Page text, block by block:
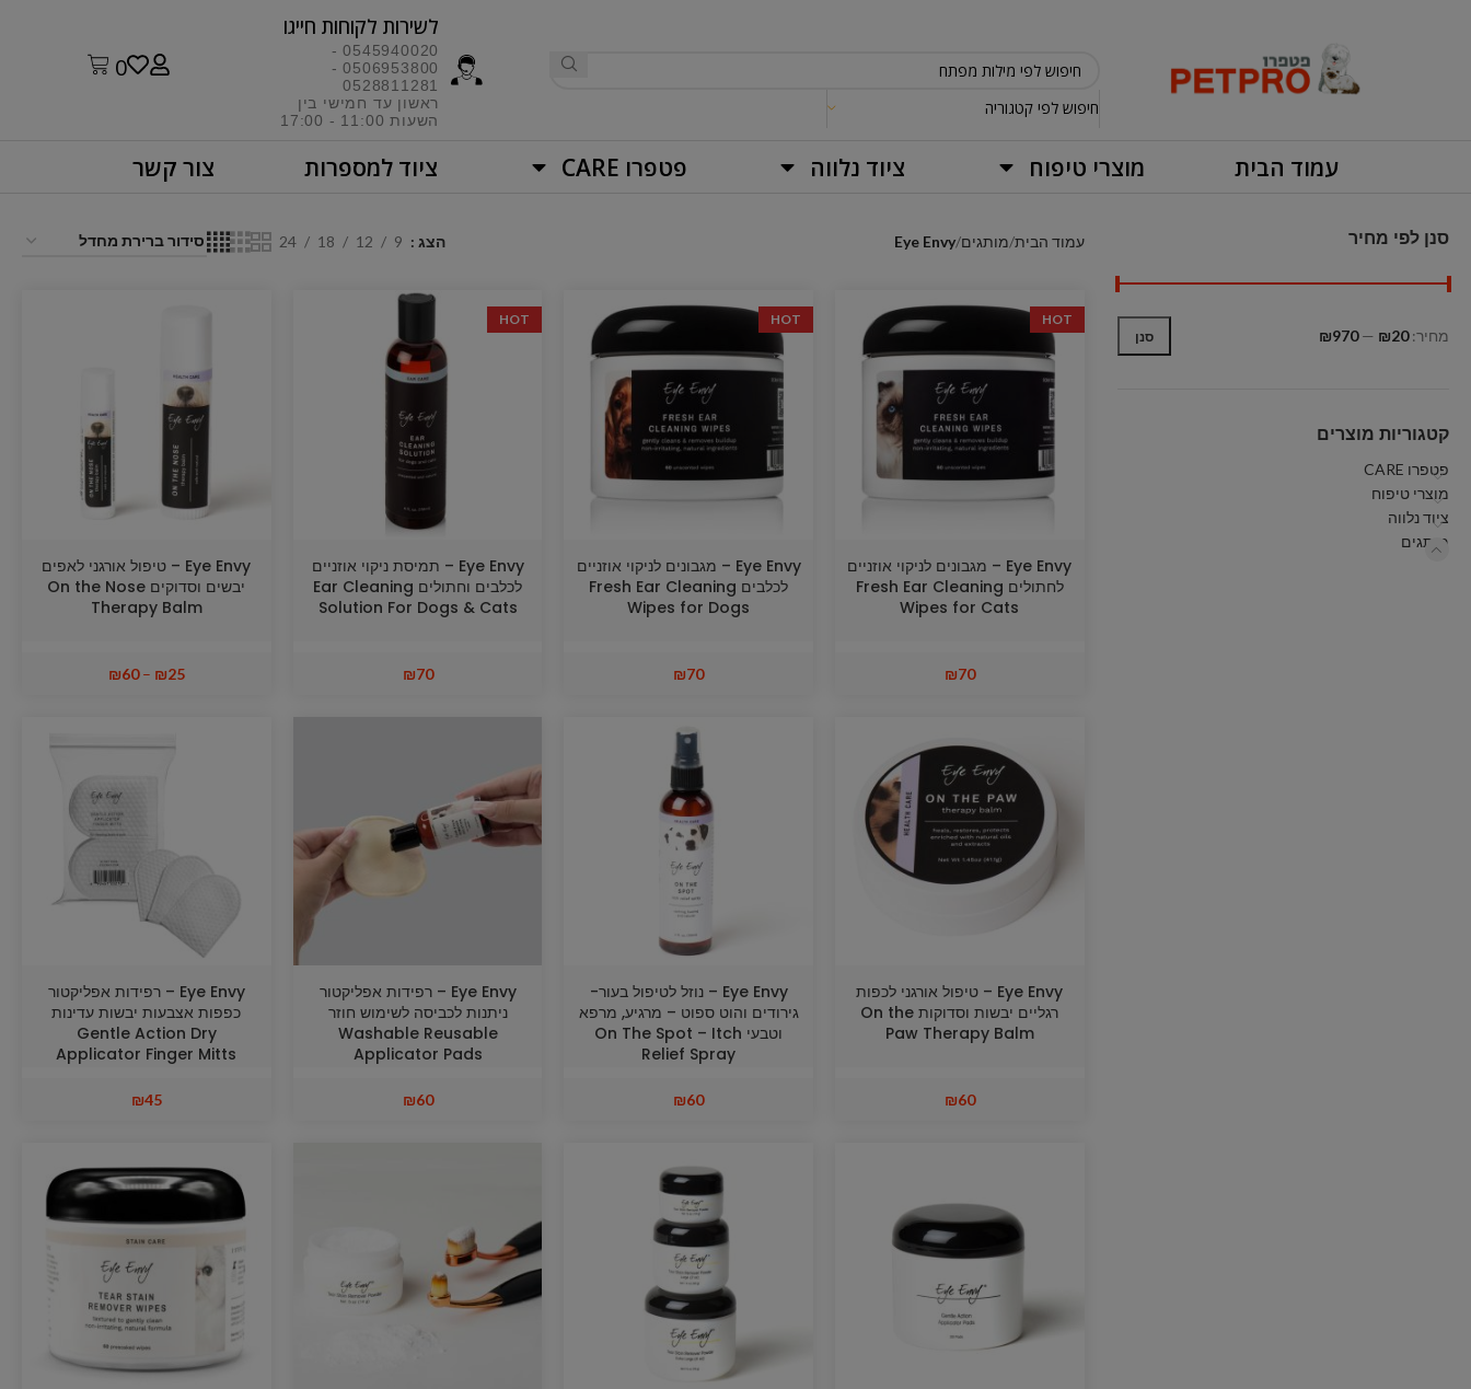
חיפוש לפי קטגוריה
לשירות לקוחות חייגו​
0545940020 -
0506953800 -
0528811281
ראשון עד חמישי בין
השעות 11:00 - 17:00​
0
עמוד הבית מוצרי טיפוח ציוד נלווה פטפרו CARE ציוד למספרות צור קשר
סנן לפי מחיר
סנן מחיר:₪20
—
₪970
קטגוריות מוצרים
פטפרו CARE
מוצרי טיפוח
ציוד נלווה
מותגים
עמוד הבית מותגים Eye Envy הצג 9
12
18
24
HOT
Eye Envy – מגבונים לניקוי אוזניים
לחתולים Fresh Ear Cleaning
Wipes for Cats
₪70
HOT
Eye Envy – מגבונים לניקוי אוזניים
לכלבים Fresh Ear Cleaning
Wipes for Dogs
₪70
HOT
Eye Envy – תמיסת ניקוי אוזניים
לכלבים וחתולים Ear Cleaning
Solution For Dogs & Cats
₪70
Eye Envy – טיפול אורגני לאפים
יבשים וסדוקים On the Nose
Therapy Balm
₪25
–
₪60
Eye Envy – טיפול אורגני לכפות
רגליים יבשות וסדוקות On the
Paw Therapy Balm
₪60
Eye Envy – נוזל לטיפול בעור-
גירודים והוט ספוט – מרגיע, מרפא
וטבעי On The Spot – Itch
Relief Spray
₪60
Eye Envy – רפידות אפליקטור
ניתנות לכביסה לשימוש חוזר
Washable Reusable
Applicator Pads
₪60
Eye Envy – רפידות אפליקטור
כפפות אצבעות יבשות עדינות
Gentle Action Dry
Applicator Finger Mitts
₪45